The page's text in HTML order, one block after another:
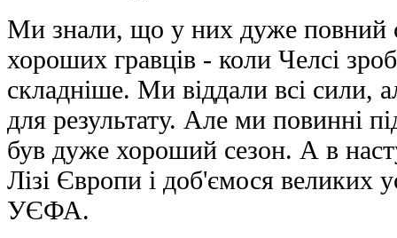
Ми знали, що у них дуже повний
хороших гравців - коли Челсі
складніше. Ми віддали всі сили,
для результату. Але ми повинні
був дуже хороший сезон. А в
Лізі Європи і доб'ємося великих
УЄФА.